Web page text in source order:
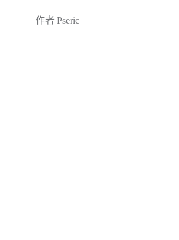
作者 Pseric